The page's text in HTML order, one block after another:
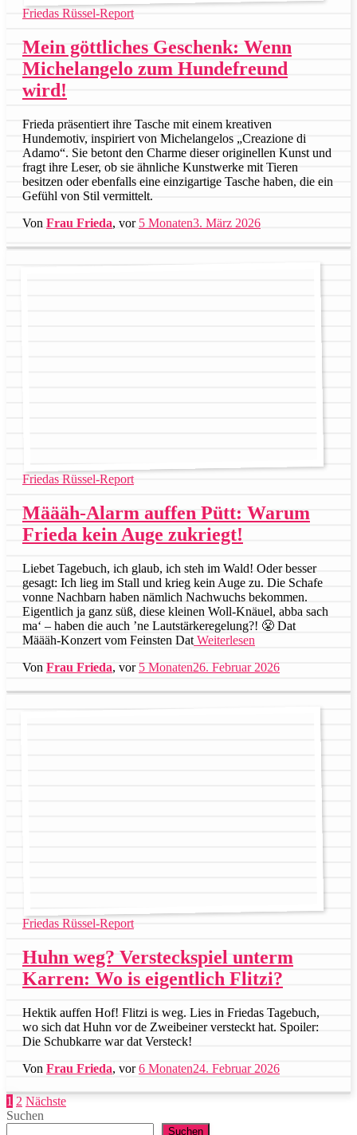
Friedas Rüssel-Report
Mein göttliches Geschenk: Wenn
Michelangelo zum Hundefreund
wird!
Frieda präsentiert ihre Tasche mit einem kreativen
Hundemotiv, inspiriert von Michelangelos „Creazione di
Adamo“. Sie betont den Charme dieser originellen Kunst und
fragt ihre Leser, ob sie ähnliche Kunstwerke mit Tieren
besitzen oder ebenfalls eine einzigartige Tasche haben, die ein
Gefühl von Stil vermittelt.
Von Frau Frieda, vor 5 Monaten3. März 2026
Friedas Rüssel-Report
Määäh-Alarm auffen Pütt: Warum
Frieda kein Auge zukriegt!
Liebet Tagebuch, ich glaub, ich steh im Wald! Oder besser
gesagt: Ich lieg im Stall und krieg kein Auge zu. Die Schafe
vonne Nachbarn haben nämlich Nachwuchs bekommen.
Eigentlich ja ganz süß, diese kleinen Woll-Knäuel, abba sach
ma‘ – haben die auch ’ne Lautstärkeregelung?! 😤 Dat
Määäh-Konzert vom Feinsten Dat Weiterlesen
Von Frau Frieda, vor 5 Monaten26. Februar 2026
Friedas Rüssel-Report
Huhn weg? Versteckspiel unterm
Karren: Wo is eigentlich Flitzi?
Hektik auffen Hof! Flitzi is weg. Lies in Friedas Tagebuch,
wo sich dat Huhn vor de Zweibeiner versteckt hat. Spoiler:
Die Schubkarre war dat Versteck!
Von Frau Frieda, vor6 Monaten24. Februar 2026
Seitennummerierung
der
1 2 Nächste
Suchen
Suchen